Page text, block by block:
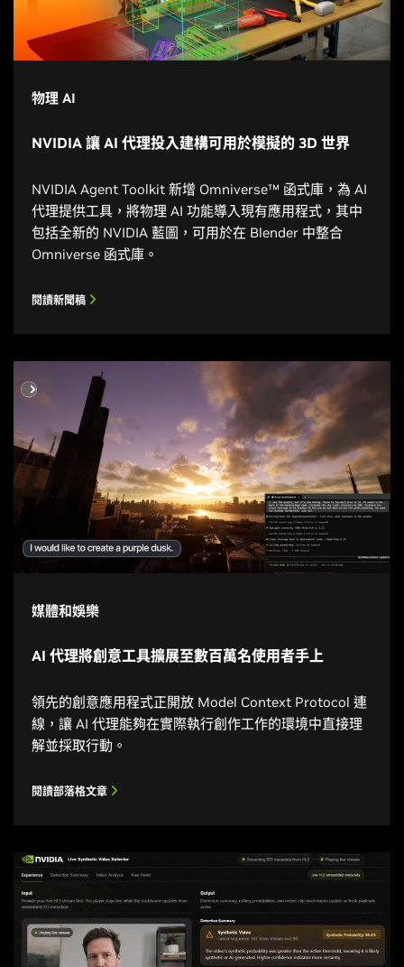
物理 AI
NVIDIA 讓 AI 代理投入建構可用於模擬的 3D 世界
NVIDIA Agent Toolkit 新增 Omniverse™ 函式庫，為 AI
代理提供工具，將物理 AI 功能導入現有應用程式，其中
包括全新的 NVIDIA 藍圖，可用於在 Blender 中整合
Omniverse 函式庫。
閱讀新聞稿
媒體和娛樂
AI 代理將創意工具擴展至數百萬名使用者手上
領先的創意應用程式正開放 Model Context Protocol 連
線，讓 AI 代理能夠在實際執行創作工作的環境中直接理
解並採取行動。
閱讀部落格文章